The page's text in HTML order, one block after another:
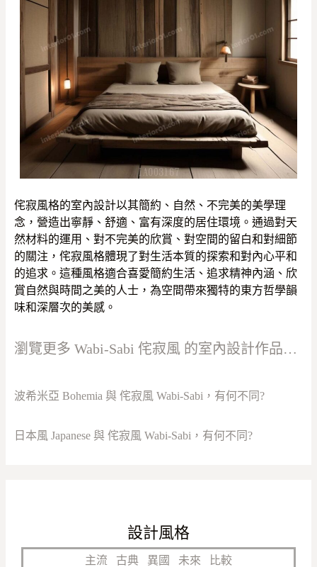
侘寂風格的室內設計以其簡約、自然、不完美的美學理
念，營造出寧靜、舒適、富有深度的居住環境。通過對天
然材料的運用、對不完美的欣賞、對空間的留白和對細節
的關注，侘寂風格體現了對生活本質的探索和對內心平和
的追求。這種風格適合喜愛簡約生活、追求精神內涵、欣
賞自然與時間之美的人士，為空間帶來獨特的東方哲學韻
味和深層次的美感。
瀏覽更多 Wabi-Sabi 侘寂風 的室內設計作品…
波希米亞 Bohemia 與 侘寂風 Wabi-Sabi，有何不同?
日本風 Japanese 與 侘寂風 Wabi-Sabi，有何不同?
設計風格
主流 古典 異國 未來 比較